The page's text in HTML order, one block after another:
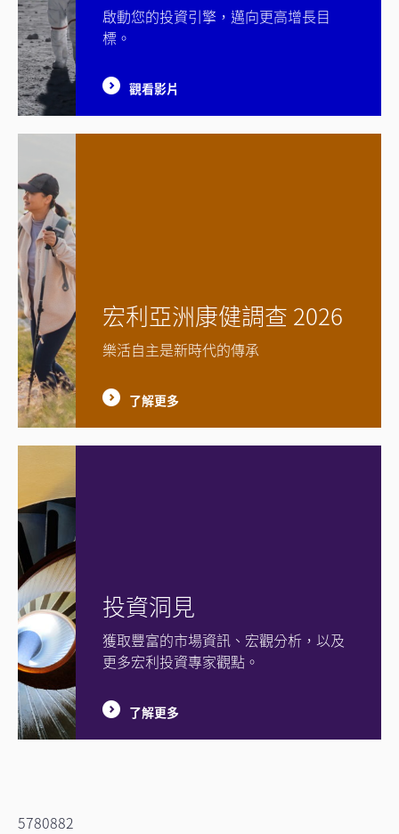
啟動您的投資引擎，邁向更高增長目
標。​
觀看影片
宏利亞洲康健調查 2026
樂活自主是新時代的傳承
了解更多
投資洞見
獲取豐富的市場資訊、宏觀分析，以及
更多宏利投資專家觀點。
了解更多
5780882